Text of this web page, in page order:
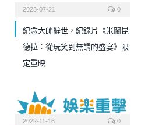
2023-07-21 0
紀念大師辭世，紀錄片《米蘭昆
德拉：從玩笑到無謂的盛宴》限
定重映
2022-11-16 0